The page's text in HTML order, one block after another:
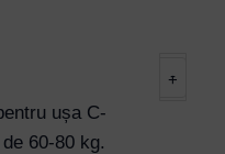
-
+
ușa C-
60-80 kg.